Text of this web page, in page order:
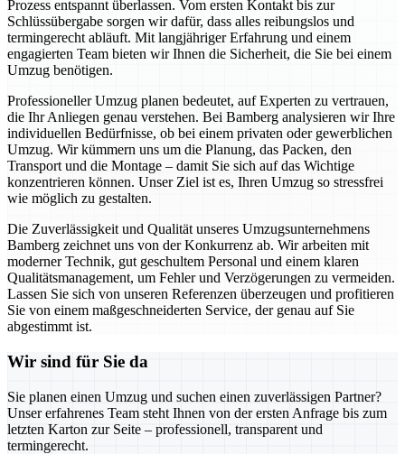
Prozess entspannt überlassen. Vom ersten Kontakt bis zur
Schlüssübergabe sorgen wir dafür, dass alles reibungslos und
termingerecht abläuft. Mit langjähriger Erfahrung und einem
engagierten Team bieten wir Ihnen die Sicherheit, die Sie bei einem
Umzug benötigen.
Professioneller Umzug planen bedeutet, auf Experten zu vertrauen,
die Ihr Anliegen genau verstehen. Bei Bamberg analysieren wir Ihre
individuellen Bedürfnisse, ob bei einem privaten oder gewerblichen
Umzug. Wir kümmern uns um die Planung, das Packen, den
Transport und die Montage – damit Sie sich auf das Wichtige
konzentrieren können. Unser Ziel ist es, Ihren Umzug so stressfrei
wie möglich zu gestalten.
Die Zuverlässigkeit und Qualität unseres Umzugsunternehmens
Bamberg zeichnet uns von der Konkurrenz ab. Wir arbeiten mit
moderner Technik, gut geschultem Personal und einem klaren
Qualitätsmanagement, um Fehler und Verzögerungen zu vermeiden.
Lassen Sie sich von unseren Referenzen überzeugen und profitieren
Sie von einem maßgeschneiderten Service, der genau auf Sie
abgestimmt ist.
Wir sind für Sie da
Sie planen einen Umzug und suchen einen zuverlässigen Partner?
Unser erfahrenes Team steht Ihnen von der ersten Anfrage bis zum
letzten Karton zur Seite – professionell, transparent und
termingerecht.